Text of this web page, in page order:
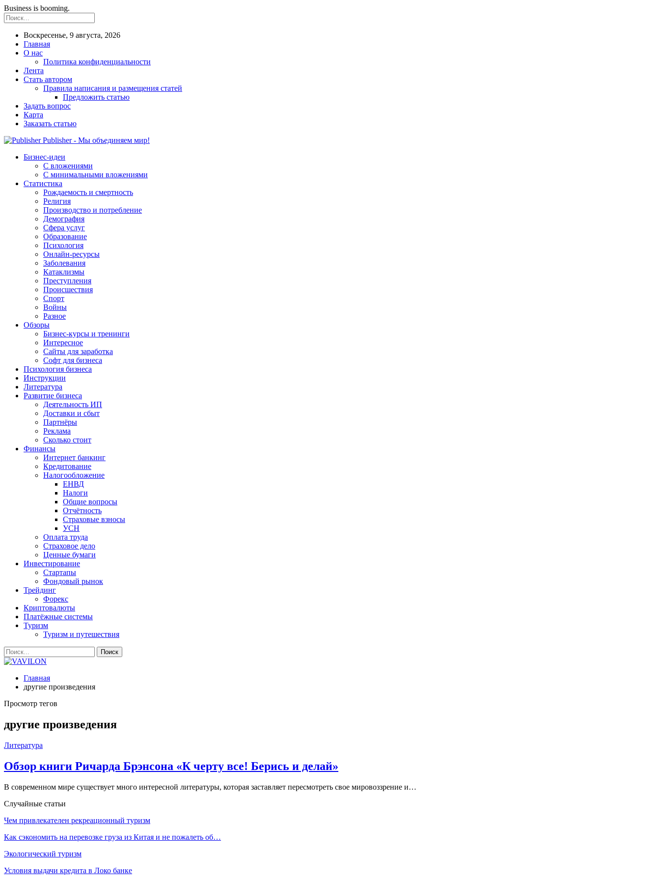
Business is booming.
Воскресенье, 9 августа, 2026
Главная
О нас
Политика конфиденциальности
Лента
Стать автором
Правила написания и размещения статей
Предложить статью
Задать вопрос
Карта
Заказать статью
Publisher - Мы объединяем мир!
Бизнес-идеи
С вложениями
С минимальными вложениями
Статистика
Рождаемость и смертность
Религия
Производство и потребление
Демография
Сфера услуг
Образование
Психология
Онлайн-ресурсы
Заболевания
Катаклизмы
Преступления
Происшествия
Спорт
Войны
Разное
Обзоры
Бизнес-курсы и тренинги
Интересное
Сайты для заработка
Софт для бизнеса
Психология бизнеса
Инструкции
Литература
Развитие бизнеса
Деятельность ИП
Доставки и сбыт
Партнёры
Реклама
Сколько стоит
Финансы
Интернет банкинг
Кредитование
Налогообложение
ЕНВД
Налоги
Общие вопросы
Отчётность
Страховые взносы
УСН
Оплата труда
Страховое дело
Ценные бумаги
Инвестирование
Стартапы
Фондовый рынок
Трейдинг
Форекс
Криптовалюты
Платёжные системы
Туризм
Туризм и путешествия
Главная
другие произведения
Просмотр тегов
другие произведения
Литература
Обзор книги Ричарда Брэнсона «К черту все! Берись и делай»
В современном мире существует много интересной литературы, которая заставляет пересмотреть свое мировоззрение и…
Случайные статьи
Чем привлекателен рекреационный туризм
Как сэкономить на перевозке груза из Китая и не пожалеть об…
Экологический туризм
Условия выдачи кредита в Локо банке